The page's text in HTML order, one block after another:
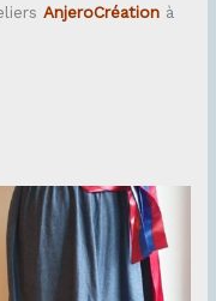
AnjeroCréation à